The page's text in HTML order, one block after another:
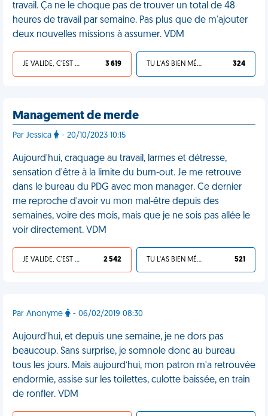
travail. Ça ne le choque pas de trouver un total de 48
heures de travail par semaine. Pas plus que de m'ajouter
deux nouvelles missions à assumer. VDM
JE VALIDE, C'EST UNE VDM 3 619 TU L'AS BIEN MÉRITÉ 324
Management de merde
Par Jessica - 20/10/2023 10:15
Aujourd'hui, craquage au travail, larmes et détresse,
sensation d'être à la limite du burn-out. Je me retrouve
dans le bureau du PDG avec mon manager. Ce dernier
me reproche d'avoir vu mon mal-être depuis des
semaines, voire des mois, mais que je ne sois pas allée le
voir directement. VDM
JE VALIDE, C'EST UNE VDM 2 542 TU L'AS BIEN MÉRITÉ 521
Par Anonyme - 06/02/2019 08:30
Aujourd'hui, et depuis une semaine, je ne dors pas
beaucoup. Sans surprise, je somnole donc au bureau
tous les jours. Mais aujourd’hui, mon patron m'a retrouvée
endormie, assise sur les toilettes, culotte baissée, en train
de ronfler. VDM